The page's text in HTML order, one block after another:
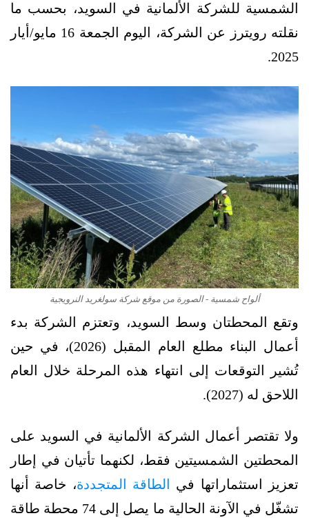
الشمسية للشركة الألمانية في السويد، بحسب ما
نقلته رويترز عن الشركة، اليوم الجمعة 16 مايو/أيار
2025.
ألواح شمسية - الصورة من موقع شركة سولغريد النرويجية
وتقع المحطتان وسط السويد، وتعتزم الشركة بدء
أعمال البناء مطلع العام المقبل (2026)، في حين
تُشير التوقعات إلى انتهاء هذه المرحلة خلال العام
اللاحق له (2027).
ولا تقتصر أعمال الشركة الألمانية في السويد على
المحطتين الشمسيتين فقط، لكنهما تأتيان في إطار
تعزيز استثماراتها في
الطاقة المتجددة، خاصة أنها
تشغّل في الآونة الحالية ما يصل إلى 74 محطة طاقة